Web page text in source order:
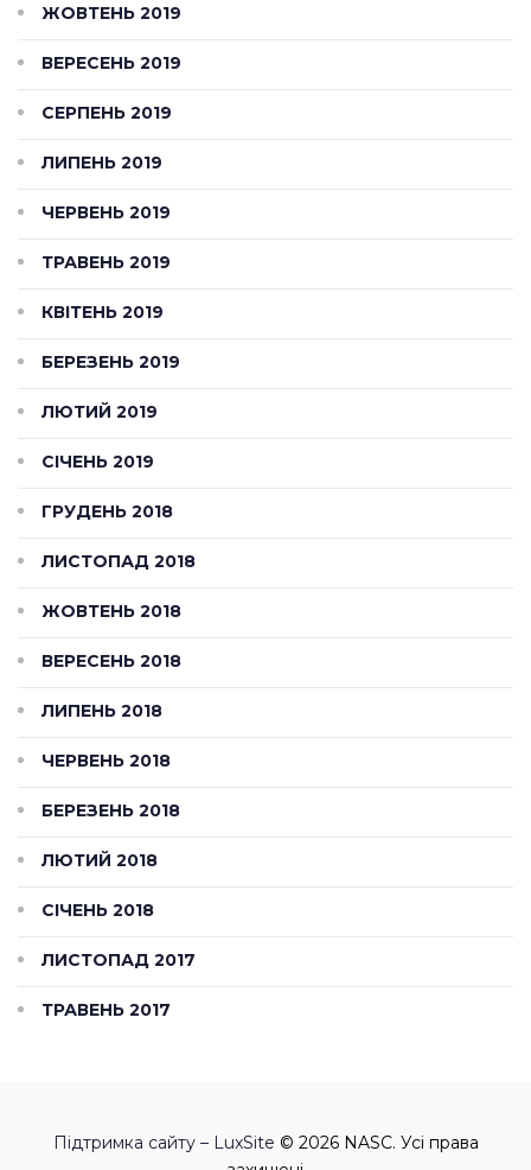
ЖОВТЕНЬ 2019
ВЕРЕСЕНЬ 2019
СЕРПЕНЬ 2019
ЛИПЕНЬ 2019
ЧЕРВЕНЬ 2019
ТРАВЕНЬ 2019
КВІТЕНЬ 2019
БЕРЕЗЕНЬ 2019
ЛЮТИЙ 2019
СІЧЕНЬ 2019
ГРУДЕНЬ 2018
ЛИСТОПАД 2018
ЖОВТЕНЬ 2018
ВЕРЕСЕНЬ 2018
ЛИПЕНЬ 2018
ЧЕРВЕНЬ 2018
БЕРЕЗЕНЬ 2018
ЛЮТИЙ 2018
СІЧЕНЬ 2018
ЛИСТОПАД 2017
ТРАВЕНЬ 2017
Підтримка сайту – LuxSite © 2026 NASC. Усі права